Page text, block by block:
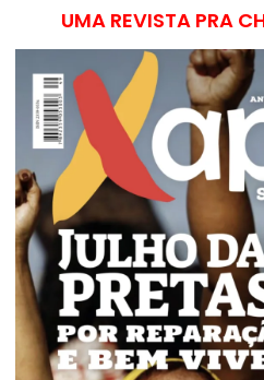
UMA REVISTA PRA